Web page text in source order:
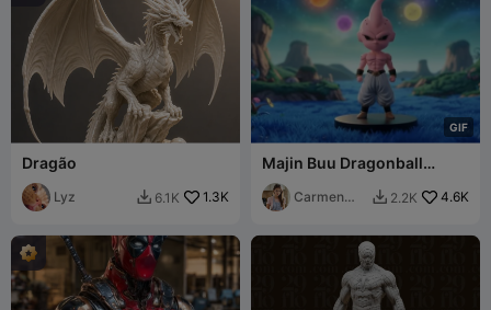
Dragão
Lyz  6.1K 1.3K
GIF
Majin Buu Dragonball
Mugen
Carmen
 2.2K 4.6K